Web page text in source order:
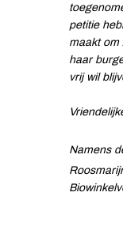
petitie
maakt om
haar
vrij wil
Namens